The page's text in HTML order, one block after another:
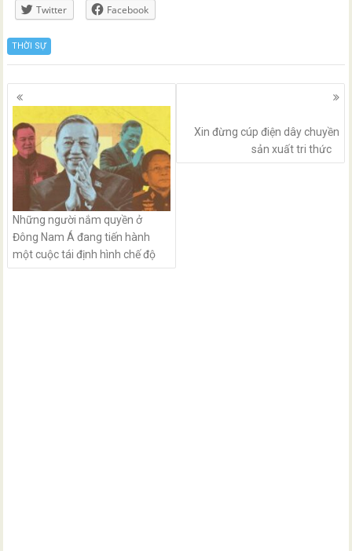
Twitter Facebook
THỜI SỰ
Posts
navigation
Những người nắm quyền ở
Đông Nam Á đang tiến hành
một cuộc tái định hình chế độ
Xin đừng cúp điện dây chuyền
sản xuất tri thức